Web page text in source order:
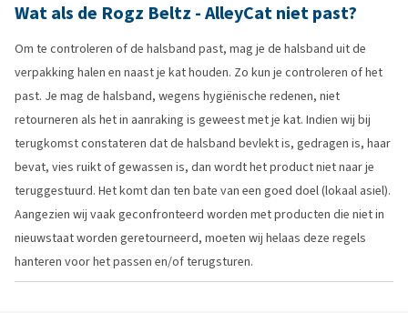
Wat als de Rogz Beltz - AlleyCat niet past?
Om te controleren of de halsband past, mag je de halsband uit de
verpakking halen en naast je kat houden. Zo kun je controleren of het
past. Je mag de halsband, wegens hygiënische redenen, niet
retourneren als het in aanraking is geweest met je kat. Indien wij bij
terugkomst constateren dat de halsband bevlekt is, gedragen is, haar
bevat, vies ruikt of gewassen is, dan wordt het product niet naar je
teruggestuurd. Het komt dan ten bate van een goed doel (lokaal asiel).
Aangezien wij vaak geconfronteerd worden met producten die niet in
nieuwstaat worden geretourneerd, moeten wij helaas deze regels
hanteren voor het passen en/of terugsturen.